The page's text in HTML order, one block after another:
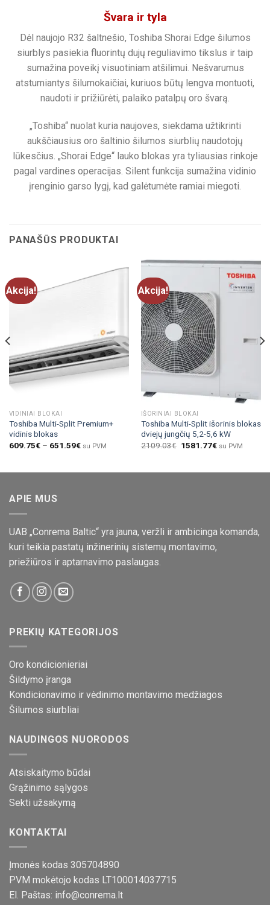
Švara ir tyla
Dėl naujojo R32 šaltnešio, Toshiba Shorai Edge šilumos
siurblys pasiekia fluorintų dujų reguliavimo tikslus ir taip
sumažina poveikį visuotiniam atšilimui. Nešvarumus
atstumiantys šilumokaičiai, kuriuos būtų lengva montuoti,
naudoti ir prižiūrėti, palaiko patalpų oro švarą.
„Toshiba“ nuolat kuria naujoves, siekdama užtikrinti
aukščiausius oro šaltinio šilumos siurblių naudotojų
lūkesčius. „Shorai Edge“ lauko blokas yra tyliausias rinkoje
pagal vardines operacijas. Silent funkcija sumažina vidinio
įrenginio garso lygį, kad galėtumėte ramiai miegoti.
PANAŠŪS PRODUKTAI
Akcija!
VIDINIAI BLOKAI
Toshiba Multi-Split Premium+
vidinis blokas
609.75€– 651.59€ su PVM
Akcija!
IŠORINIAI BLOKAI
Toshiba Multi-Split išorinis blokas
dviejų jungčių 5,2-5,6 kW
2109.03€ 1581.77€ su PVM
APIE MUS
UAB „Conrema Baltic“ yra jauna, veržli ir ambicinga komanda,
kuri teikia pastatų inžinerinių sistemų montavimo,
priežiūros ir aptarnavimo paslaugas.
PREKIŲ KATEGORIJOS
Oro kondicionieriai
Šildymo įranga
Kondicionavimo ir vėdinimo montavimo medžiagos
Šilumos siurbliai
NAUDINGOS NUORODOS
Atsiskaitymo būdai
Grąžinimo sąlygos
Sekti užsakymą
KONTAKTAI
Įmonės kodas 305704890
PVM mokėtojo kodas LT100014037715
El. Paštas: info@conrema.lt